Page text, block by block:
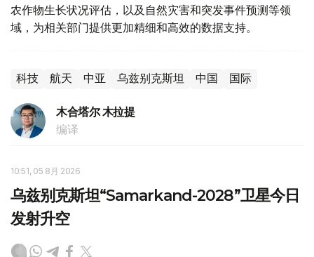
农作物生长状况评估，以及自然灾害和突发事件预测等领
域，为相关部门提供更加精细和高效的数据支持。
科技 航天 中亚 乌兹别克斯坦 中国 国际
木合塔尔 木拉提
编译
10:51, 05 8月 2026
乌兹别克斯坦“Samarkand-2028”卫星今日
发射升空